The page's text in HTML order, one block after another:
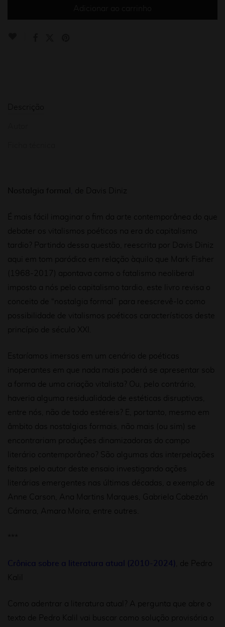
de Davis Diniz
É mais fácil imaginar o fim da arte contemporânea do que
debater os vitalismos poéticos na era do capitalismo
tardio? Partindo dessa questão, reescrita por Davis Diniz
aqui em tom paródico em relação àquilo que Mark Fisher
(1968-2017) apontava como o fatalismo neoliberal
imposto a nós pelo capitalismo tardio, este livro revisa o
conceito de “nostalgia formal” para reescrevê-lo como
possibilidade de vitalismos poéticos característicos deste
princípio de século XXI.
Estaríamos imersos em um cenário de poéticas
inoperantes em que nada mais poderá se apresentar sob
a forma de uma criação vitalista? Ou, pelo contrário,
haveria alguma residualidade de estéticas disruptivas,
entre nós, não de todo estéreis? E, portanto, mesmo em
âmbito das nostalgias formais, não mais (ou sim) se
encontrariam produções dinamizadoras do campo
literário contemporâneo? São algumas das interpelações
feitas pelo autor deste ensaio investigando ações
literárias emergentes nas últimas décadas, a exemplo de
Anne Carson, Ana Martins Marques, Gabriela Cabezón
Cámara, Amara Moira, entre outres.
***
Crônica sobre a literatura atual (2010-2024)
, de Pedro
Kalil
Como adentrar a literatura atual? A pergunta que abre o
texto de Pedro Kalil vai buscar como solução provisória o